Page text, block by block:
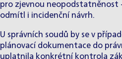
pro zjevnou neopodstatněnost
odmítl i incidenční návrh.
U správních soudů by se v
plánovací dokumentace do
uplatnila konkrétní kontrola